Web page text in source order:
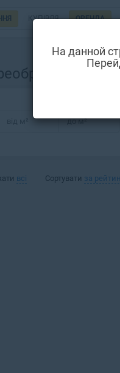
КУПІВЛЯ ОРЕНДА
дом²
всі Сортувати за
На данной